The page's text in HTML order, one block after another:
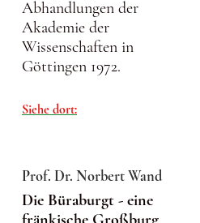
Abhandlungen der
Akademie der
Wissenschaften in
Göttingen 1972.
Siehe dort:
Prof. Dr. Norbert Wand
Die Büraburgt - eine